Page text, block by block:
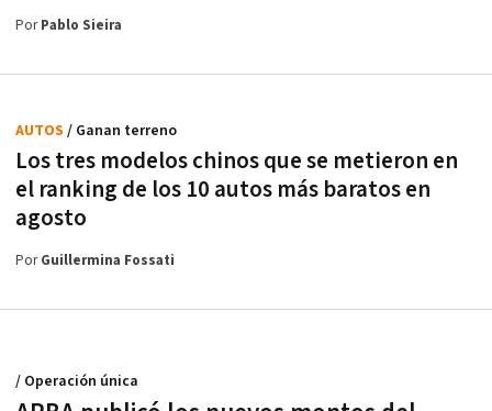
PorPablo Sieira
Los tres modelos chinos que se metieron en
el ranking de los 10 autos más baratos en
agosto
AUTOS / Ganan terreno
PorGuillermina Fossati
/ Operación única